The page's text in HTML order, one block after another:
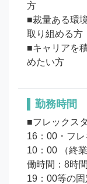
方
■裁量ある環
取り組める方
■キャリアを
勤務時間
■フレックス
16：00・フ
10：00 （終
働時間：8時
19：00等の